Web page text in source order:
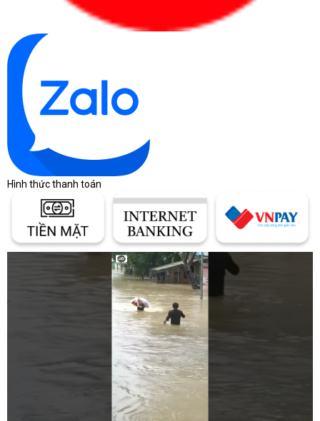
Hình thức thanh toán